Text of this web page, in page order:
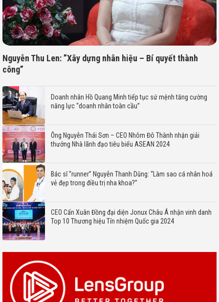
Nguyễn Thu Len: ”Xây dựng nhân hiệu – Bí quyết thành
công”
Doanh nhân Hồ Quang Minh tiếp tục sứ mệnh tăng cường
năng lực “doanh nhân toàn cầu”
Ông Nguyễn Thái Sơn – CEO Nhôm Đô Thành nhận giải
thưởng Nhà lãnh đạo tiêu biểu ASEAN 2024
Bác sĩ “runner” Nguyễn Thanh Dũng: “Làm sao cá nhân hoá
vẻ đẹp trong điều trị nha khoa?”
CEO Cấn Xuân Đồng đại diện Jonux Châu Á nhận vinh danh
Top 10 Thương hiệu Tín nhiệm Quốc gia 2024